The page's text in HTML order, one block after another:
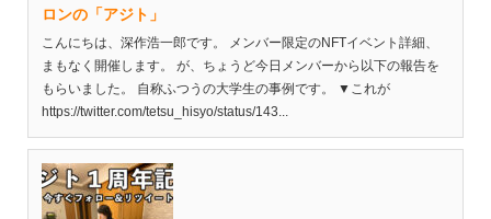
ロンの「アジト」
こんにちは、深作浩一郎です。 メンバー限定のNFTイベント詳細、
まもなく開催します。 が、ちょうど今日メンバーから以下の報告を
もらいました。 自称ふつうの大学生の事例です。 ▼これが
https://twitter.com/tetsu_hisyo/status/143...